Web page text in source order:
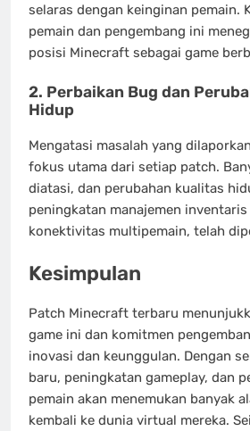
selaras dengan keinginan pemain.
pemain dan pengembang ini
posisi Minecraft sebagai game
2. Perbaikan Bug dan
Hidup
Mengatasi masalah yang
fokus utama dari setiap patch.
diatasi, dan perubahan kualitas
peningkatan manajemen
konektivitas multipemain, telah
Kesimpulan
Patch Minecraft terbaru
game ini dan komitmen
inovasi dan keunggulan. Dengan
baru, peningkatan gameplay, dan
pemain akan menemukan banyak
kembali ke dunia virtual mereka.